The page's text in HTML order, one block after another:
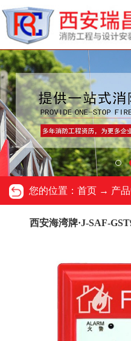
您的位置： 首页 → 产
西安海湾牌·J-SAF-